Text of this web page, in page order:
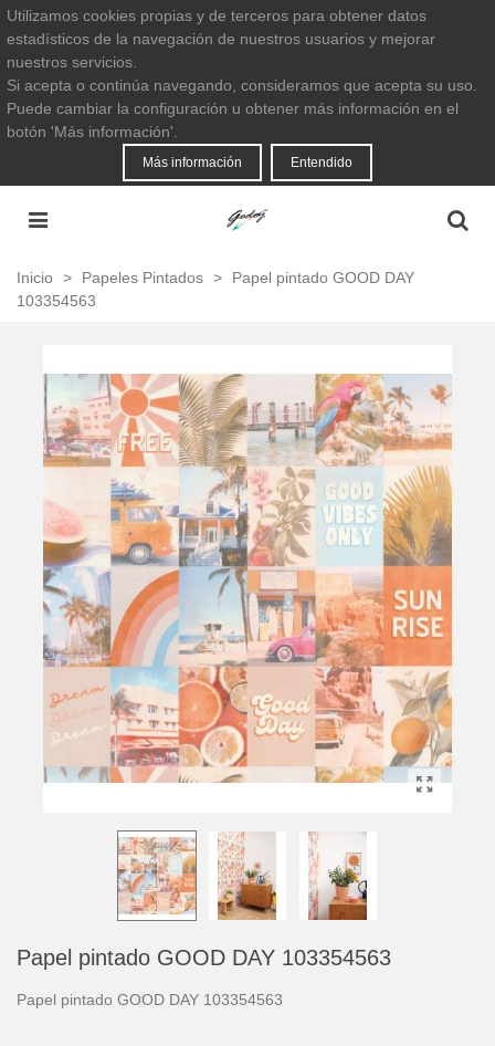
Utilizamos cookies propias y de terceros para obtener datos
estadísticos de la navegación de nuestros usuarios y mejorar
nuestros servicios.
Si acepta o continúa navegando, consideramos que acepta su uso.
Puede cambiar la configuración u obtener más información en el
botón 'Más información'.
Más información Entendido
Inicio > Papeles Pintados >
Papel pintado GOOD DAY
103354563
Papel pintado GOOD DAY 103354563
Papel pintado GOOD DAY 103354563